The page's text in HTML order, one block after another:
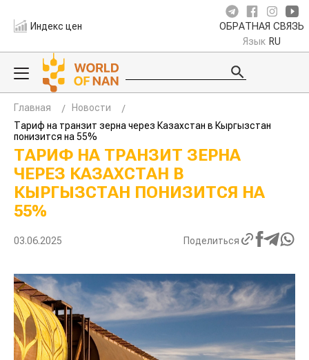
Индекс цен ОБРАТНАЯ СВЯЗЬ
Язык RU
Главная
Новости
Тариф на транзит зерна через Казахстан в Кыргызстан
понизится на 55%
ТАРИФ НА ТРАНЗИТ ЗЕРНА
ЧЕРЕЗ КАЗАХСТАН В
КЫРГЫЗСТАН ПОНИЗИТСЯ НА
55%
03.06.2025 Поделиться